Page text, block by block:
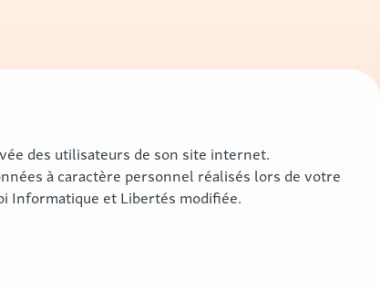
des utilisateurs de son site internet.
à caractère personnel réalisés lors de votre
Informatique et Libertés modifiée.